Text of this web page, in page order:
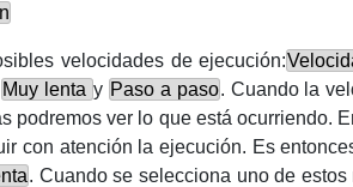
velocidades de ejecución:
Muy lenta y Paso a paso. Cuando la
podremos ver lo que está ocurriendo.
con atención la ejecución. Es
. Cuando se selecciona uno de